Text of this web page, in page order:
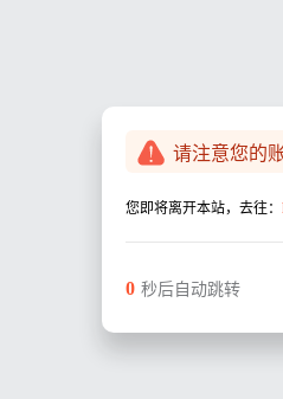
请注意您的
您即将离开本站，去往：
0 秒后自动跳转